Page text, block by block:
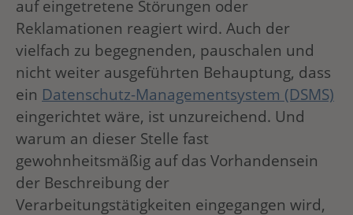
auf eingetretene Störungen oder
Reklamationen reagiert wird. Auch der
vielfach zu begegnenden, pauschalen und
nicht weiter ausgeführten Behauptung, dass
ein Datenschutz-Managementsystem (DSMS)
eingerichtet wäre, ist unzureichend. Und
warum an dieser Stelle fast
gewohnheitsmäßig auf das Vorhandensein
der Beschreibung der
Verarbeitungstätigkeiten eingegangen wird,